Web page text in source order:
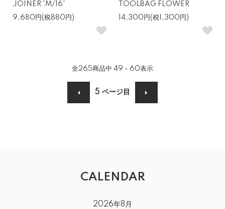
JOINER 'M/16'
9,680円(税880円)
TOOLBAG FLOWER
14,300円(税1,300円)
全265商品中 49 - 60表示
5 ページ目
CALENDAR
2026年8月